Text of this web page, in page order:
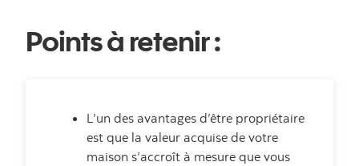
Points à retenir :
L’un des avantages d’être propriétaire
est que la valeur acquise de votre
maison s’accroît à mesure que vous